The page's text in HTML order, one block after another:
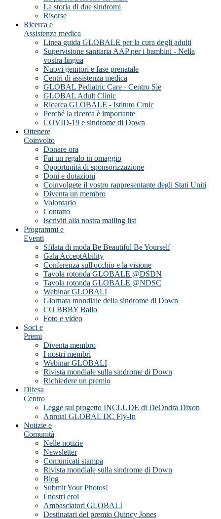
La storia di due sindromi
Risorse
Ricerca e
Assistenza medica
Linea guida GLOBALE per la cura degli adulti
Supervisione sanitaria AAP per i bambini - Nella
vostra lingua
Nuovi genitori e fase prenatale
Centri di assistenza medica
GLOBAL Pediatric Care - Centro Sie
GLOBAL Adult Clinic
Ricerca GLOBALE - Istituto Crnic
Perché la ricerca è importante
COVID-19 e sindrome di Down
Ottenere
Coinvolto
Donare ora
Fai un regalo in omaggio
Opportunità di sponsorizzazione
Doni e dotazioni
Coinvolgete il vostro rappresentante degli Stati Uniti
Diventa un membro
Volontario
Contatto
Iscriviti alla nostra mailing list
Programmi e
Eventi
Sfilata di moda Be Beautiful Be Yourself
Gala AcceptAbility
Conferenza sull'occhio e la visione
Tavola rotonda GLOBALE @DSDN
Tavola rotonda GLOBALE @NDSC
Webinar GLOBALI
Giornata mondiale della sindrome di Down
CO BBBY Ballo
Foto e video
Soci e
Premi
Diventa membro
I nostri membri
Webinar GLOBALI
Rivista mondiale sulla sindrome di Down
Richiedere un premio
Difesa
Centro
Legge sul progetto INCLUDE di DeOndra Dixon
Annual GLOBAL DC Fly-In
Notizie e
Comunità
Nelle notizie
Newsletter
Comunicati stampa
Rivista mondiale sulla sindrome di Down
Blog
Submit Your Photos!
I nostri eroi
Ambasciatori GLOBALI
Destinatari del premio Quincy Jones